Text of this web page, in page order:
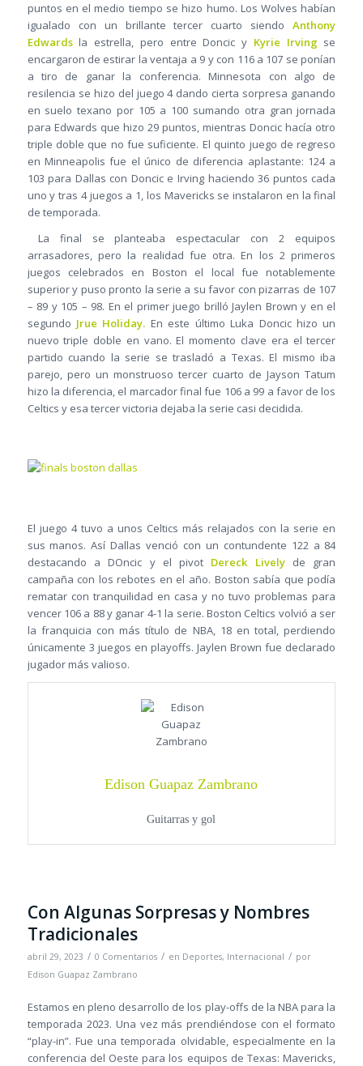
puntos en el medio tiempo se hizo humo. Los Wolves habían
igualado con un brillante tercer cuarto siendoAnthony
Edwardsla estrella, pero entre Doncic y Kyrie Irvingse
encargaron de estirar la ventaja a 9 y con 116 a 107 se ponían
a tiro de ganar la conferencia. Minnesota con algo de
resilencia se hizo del juego 4 dando cierta sorpresa ganando
en suelo texano por 105 a 100 sumando otra gran jornada
para Edwards que hizo 29 puntos, mientras Doncic hacía otro
triple doble que no fue suficiente. El quinto juego de regreso
en Minneapolis fue el único de diferencia aplastante: 124 a
103 para Dallas con Doncic e Irving haciendo 36 puntos cada
uno y tras 4 juegos a 1, los Mavericks se instalaron en la final
de temporada.
La final se planteaba espectacular con 2 equipos
arrasadores, pero la realidad fue otra. En los 2 primeros
juegos celebrados en Boston el local fue notablemente
superior y puso pronto la serie a su favor con pizarras de 107
– 89 y 105 – 98. En el primer juego brilló Jaylen Brown y en el
segundo Jrue Holiday. En este último Luka Doncic hizo un
nuevo triple doble en vano. El momento clave era el tercer
partido cuando la serie se trasladó a Texas. El mismo iba
parejo, pero un monstruoso tercer cuarto de Jayson Tatum
hizo la diferencia, el marcador final fue 106 a 99 a favor de los
Celtics y esa tercer victoria dejaba la serie casi decidida.
El juego 4 tuvo a unos Celtics más relajados con la serie en
sus manos. Así Dallas venció con un contundente 122 a 84
destacando a DOncic y el pivot Dereck Livelyde gran
campaña con los rebotes en el año. Boston sabía que podía
rematar con tranquilidad en casa y no tuvo problemas para
vencer 106 a 88 y ganar 4-1 la serie. Boston Celtics volvió a ser
la franquicia con más título de NBA, 18 en total, perdiendo
únicamente 3 juegos en playoffs. Jaylen Brown fue declarado
jugador más valioso.
Edison Guapaz Zambrano
Guitarras y gol
Con Algunas Sorpresas y Nombres
Tradicionales
abril 29, 2023 / 0 Comentarios / en Deportes, Internacional / por
Edison Guapaz Zambrano
Estamos en pleno desarrollo de los play-offs de la NBA para la
temporada 2023. Una vez más prendiéndose con el formato
“play-in”. Fue una temporada olvidable, especialmente en la
conferencia del Oeste para los equipos de Texas: Mavericks,